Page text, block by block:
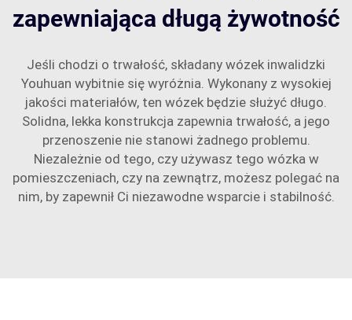
zapewniająca długą żywotność
Jeśli chodzi o trwałość, składany wózek inwalidzki
Youhuan wybitnie się wyróżnia. Wykonany z wysokiej
jakości materiałów, ten wózek będzie służyć długo.
Solidna, lekka konstrukcja zapewnia trwałość, a jego
przenoszenie nie stanowi żadnego problemu.
Niezależnie od tego, czy używasz tego wózka w
pomieszczeniach, czy na zewnątrz, możesz polegać na
nim, by zapewnił Ci niezawodne wsparcie i stabilność.